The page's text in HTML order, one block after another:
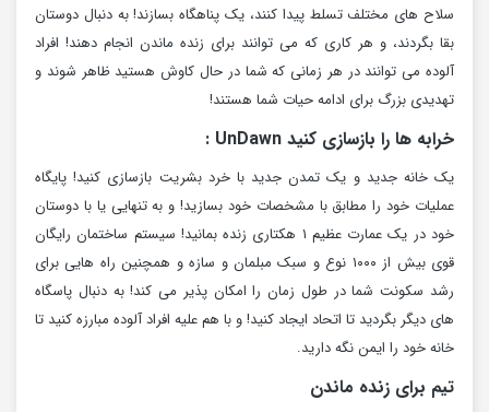
سلاح های مختلف تسلط پیدا کنند، یک پناهگاه بسازند! به دنبال دوستان
بقا بگردند، و هر کاری که می توانند برای زنده ماندن انجام دهند! افراد
آلوده می توانند در هر زمانی که شما در حال کاوش هستید ظاهر شوند و
تهدیدی بزرگ برای ادامه حیات شما هستند!
خرابه ها را بازسازی کنید UnDawn :
یک خانه جدید و یک تمدن جدید با خرد بشریت بازسازی کنید! پایگاه
عملیات خود را مطابق با مشخصات خود بسازید! و به تنهایی یا با دوستان
خود در یک عمارت عظیم ۱ هکتاری زنده بمانید! سیستم ساختمان رایگان
قوی بیش از ۱۰۰۰ نوع و سبک مبلمان و سازه و همچنین راه هایی برای
رشد سکونت شما در طول زمان را امکان پذیر می کند! به دنبال پاسگاه
های دیگر بگردید تا اتحاد ایجاد کنید! و با هم علیه افراد آلوده مبارزه کنید تا
خانه خود را ایمن نگه دارید.
تیم برای زنده ماندن